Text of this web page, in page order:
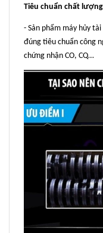
Tiêu chuẩn chất
- Sản phẩm máy hủy
đúng tiêu chuẩn công
chứng nhận CO, CQ…